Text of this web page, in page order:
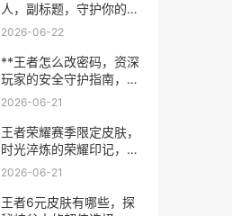
人，副标题，守护你的战
术隐私与沉浸体验
2026-06-22
**王者怎么改密码，资深
玩家的安全守护指南，副
标题，账号安全与便捷修
2026-06-21
王者荣耀赛季限定皮肤，
时光淬炼的荣耀印记，副
标题，铭刻于峡谷的赛季
2026-06-21
王者6元皮肤有哪些，探